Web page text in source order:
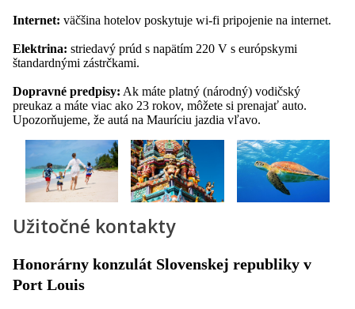
Internet: väčšina hotelov poskytuje wi-fi pripojenie na internet.
Elektrina: striedavý prúd s napätím 220 V s európskymi
štandardnými zástrčkami.
Dopravné predpisy: Ak máte platný (národný) vodičský
preukaz a máte viac ako 23 rokov, môžete si prenajať auto.
Upozorňujeme, že autá na Mauríciu jazdia vľavo.
Užitočné kontakty
Honorárny konzulát Slovenskej republiky v
Port Louis